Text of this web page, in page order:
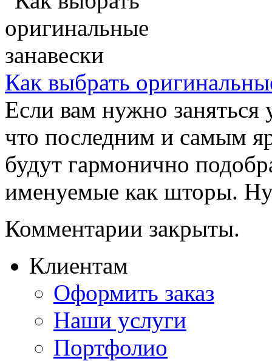
Как выбрать
Если вам нужно заняться
что последним и самым
будут гармонично
именуемые как шторы.
Комментарии закрыты.
Клиентам
Оформить заказ
Наши услуги
Портфолио